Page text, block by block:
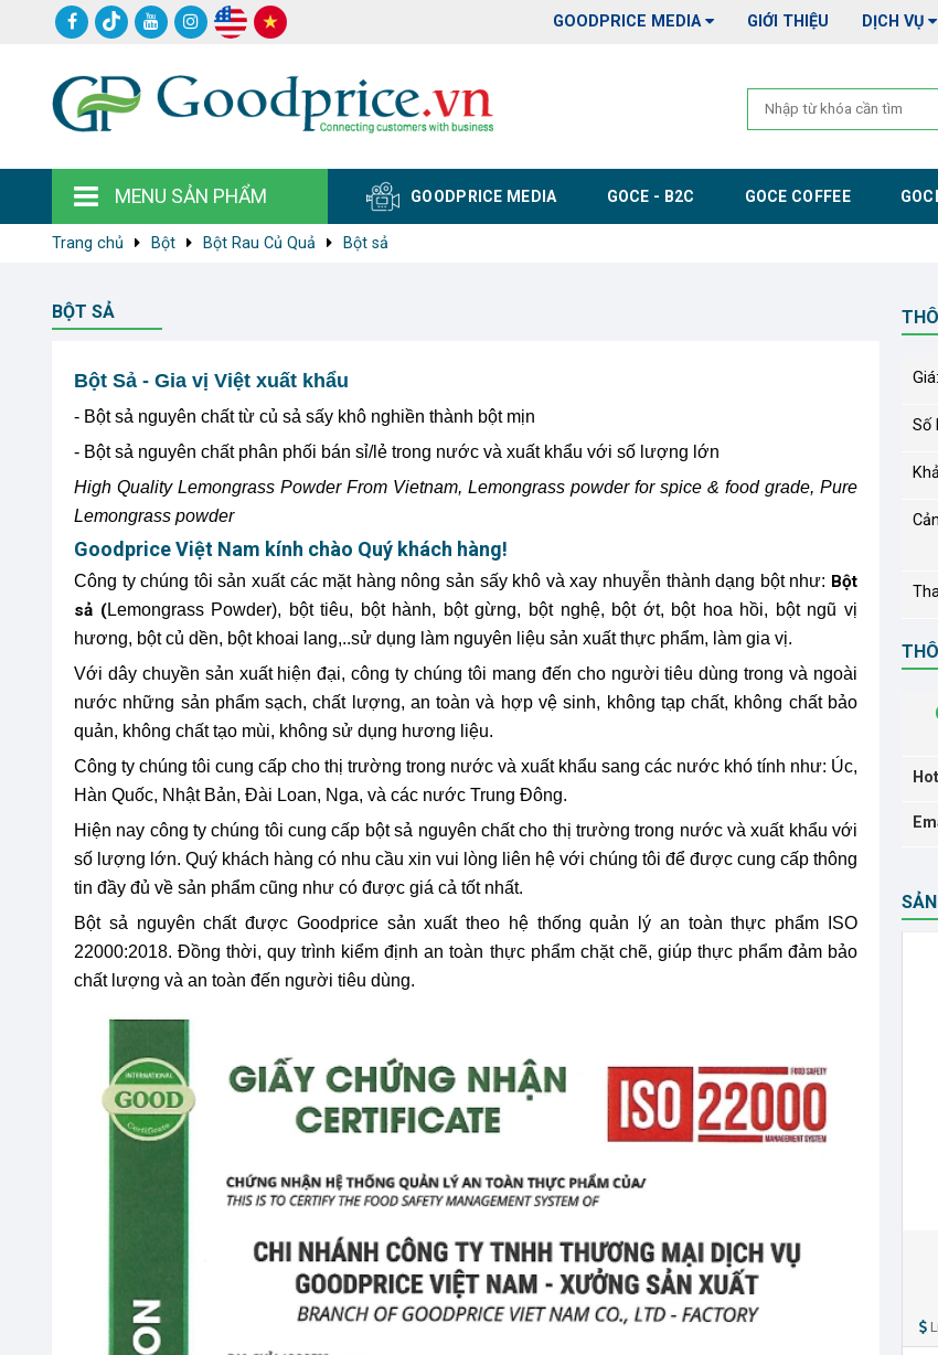
GOODPRICE MEDIA GIỚI THIỆU DỊCH VỤ
MENU SẢN PHẨM GOODPRICE MEDIA GOCE - B2C GOCE COFFEE
Trang chủ Bột Bột Rau Củ Quả Bột sả
BỘT SẢ
Bột Sả - Gia vị Việt xuất khẩu
- Bột sả nguyên chất từ củ sả sấy khô nghiền thành bột mịn
- Bột sả nguyên chất phân phối bán sỉ/lẻ trong nước và xuất khẩu với số lượng lớn
High Quality Lemongrass Powder From Vietnam, Lemongrass powder for spice & food grade, Pure
Lemongrass powder
Goodprice Việt Nam kính chào Quý khách hàng!
Công ty chúng tôi sản xuất các mặt hàng nông sản sấy khô và xay nhuyễn thành dạng bột như: Bột
sả (Lemongrass Powder), bột tiêu, bột hành, bột gừng, bột nghệ, bột ớt, bột hoa hồi, bột ngũ vị
hương, bột củ dền, bột khoai lang,..sử dụng làm nguyên liệu sản xuất thực phẩm, làm gia vị.
Với dây chuyền sản xuất hiện đại, công ty chúng tôi mang đến cho người tiêu dùng trong và ngoài
nước những sản phẩm sạch, chất lượng, an toàn và hợp vệ sinh, không tạp chất, không chất bảo
quản, không chất tạo mùi, không sử dụng hương liệu.
Công ty chúng tôi cung cấp cho thị trường trong nước và xuất khẩu sang các nước khó tính như: Úc,
Hàn Quốc, Nhật Bản, Đài Loan, Nga, và các nước Trung Đông.
Hiện nay công ty chúng tôi cung cấp bột sả nguyên chất cho thị trường trong nước và xuất khẩu với
số lượng lớn. Quý khách hàng có nhu cầu xin vui lòng liên hệ với chúng tôi để được cung cấp thông
tin đầy đủ về sản phẩm cũng như có được giá cả tốt nhất.
Bột sả nguyên chất được Goodprice sản xuất theo hệ thống quản lý an toàn thực phẩm ISO
22000:2018. Đồng thời, quy trình kiểm định an toàn thực phẩm chặt chẽ, giúp thực phẩm đảm bảo
chất lượng và an toàn đến người tiêu dùng.
Giá:
Số